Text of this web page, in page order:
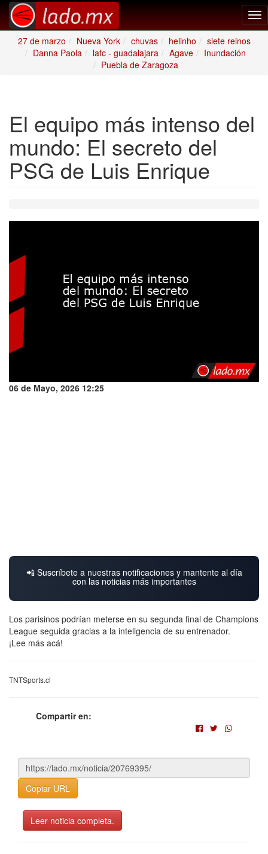
27 de marzo
Nueva York chuvas helinho
siete reinos
Danna Paola
lafc - guadalajara Agave
Inundación
Puebla de Zaragoza
El equipo más intenso del
mundo: El secreto del
PSG de Luis Enrique
06 de Mayo, 2026 12:25
📲 Suscríbete a nuestras notificaciones y mantente al día
con las noticias más importantes
Los parisinos podrían meterse en su segunda final de Champions
League seguida gracias a la inteligencia de su entrenador.
¡Lee más acá!
TNTSports.cl
Compartir en:
Copiar URL
Leer noticia completa.